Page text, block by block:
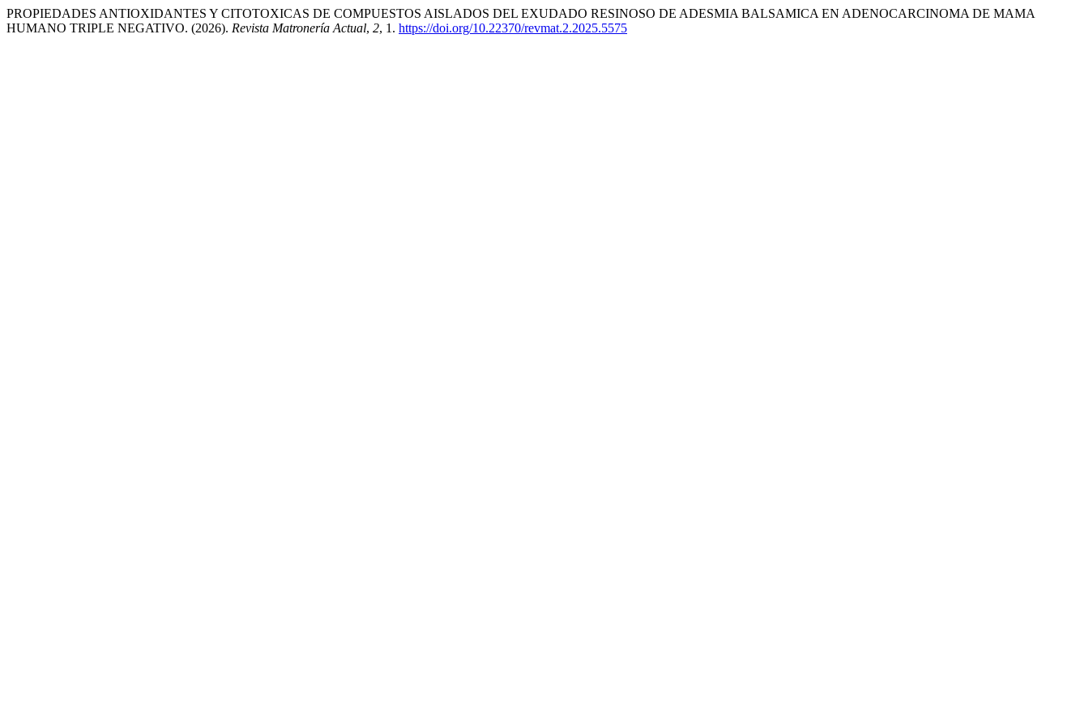
PROPIEDADES ANTIOXIDANTES Y CITOTOXICAS DE COMPUESTOS AISLADOS DEL EXUDADO RESINOSO DE ADESMIA BALSAMICA EN ADENOCARCINOMA DE MAMA
HUMANO TRIPLE NEGATIVO. (2026). Revista Matronería Actual, 2, 1. https://doi.org/10.22370/revmat.2.2025.5575